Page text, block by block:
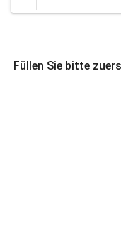
Füllen Sie bitte